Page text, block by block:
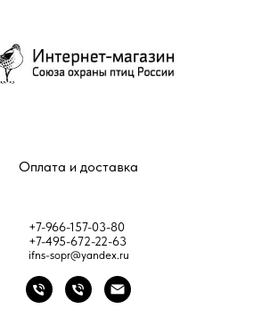
Оплата и доставка
+7-966-157-03-80
+7-495-672-22-63
ifns-sopr@yandex.ru